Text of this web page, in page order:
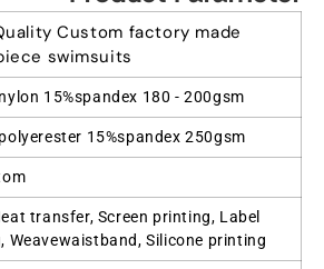
Custom factory made
swimsuits
nylon 15%spandex 180 - 200gsm
polyerester 15%spandex 250gsm
transfer, Screen printing, Label
, Weavewaistband,Silicone printing